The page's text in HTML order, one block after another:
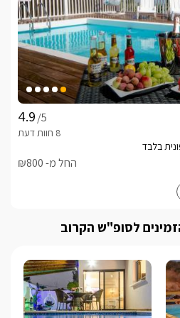
/5
החל מ- ₪800
לסופ"ש הקרוב